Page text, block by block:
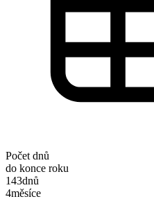
Počet dnů
do konce roku
143dnů
4měsíce